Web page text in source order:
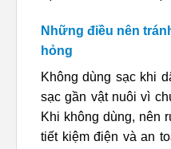
Những điều nên
hỏng
Không dùng sạc khi
sạc gần vật nuôi vì
Khi không dùng, nên
tiết kiệm điện và an